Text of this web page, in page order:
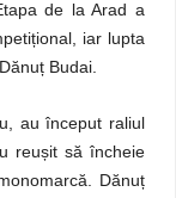
de la Arad a
iar lupta
Budai.
au început raliul
reușit să încheie
Dănuț